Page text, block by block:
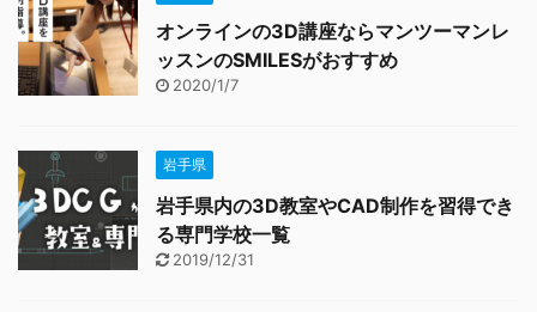
オンラインの3D講座ならマンツーマンレ
ッスンのSMILESがおすすめ
2020/1/7
岩手県
岩手県内の3D教室やCAD制作を習得でき
る専門学校一覧
2019/12/31